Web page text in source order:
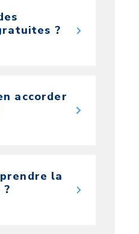
?
accorder
la